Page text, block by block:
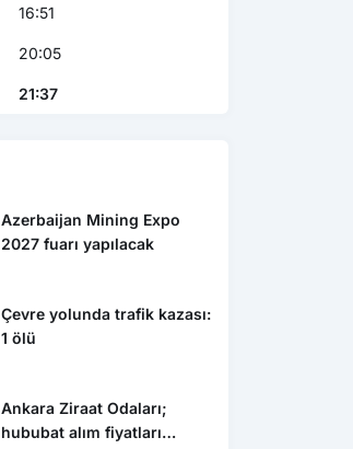
16:51
20:05
21:37
Azerbaijan Mining Expo
2027 fuarı yapılacak
Çevre yolunda trafik kazası:
1 ölü
Ankara Ziraat Odaları;
hububat alım fiyatları